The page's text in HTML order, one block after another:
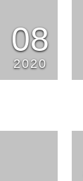
08
2020